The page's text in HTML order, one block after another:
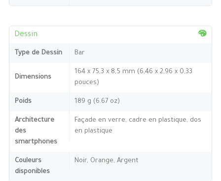
Dessin
Type de Dessin Bar
Dimensions
164 x 75,3 x 8,5 mm (6,46 x 2,96 x 0,33
pouces)
Poids 189 g (6.67 oz)
Architecture
des
smartphones
Façade en verre, cadre en plastique, dos
en plastique
Couleurs
disponibles
Noir, Orange, Argent